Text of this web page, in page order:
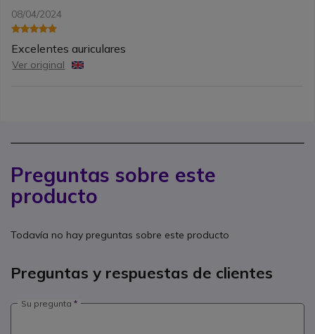
08/04/2024
Excelentes auriculares
Ver original
Preguntas sobre este
producto
Todavía no hay preguntas sobre este producto
Preguntas y respuestas de clientes
Su pregunta